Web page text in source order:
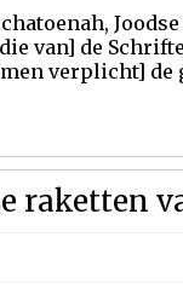
van] de
verplicht] de
raketten